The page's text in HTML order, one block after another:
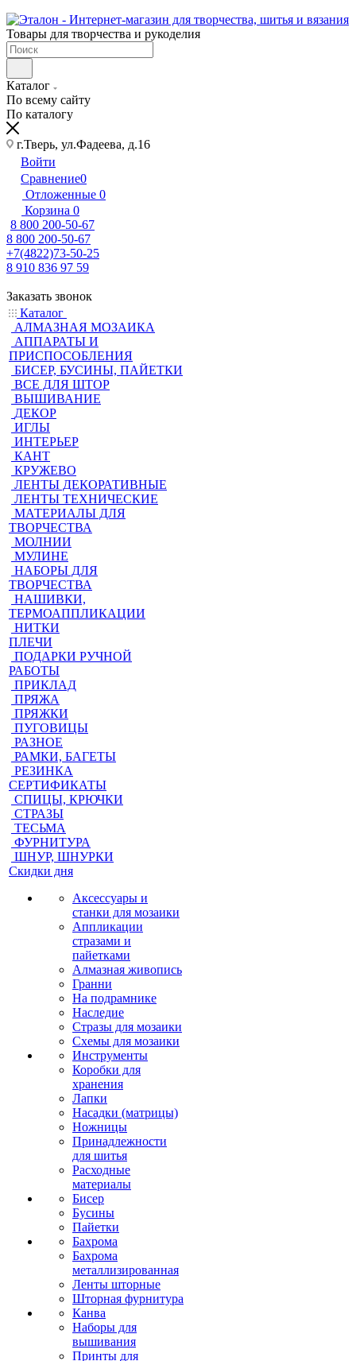
Товары для творчества и рукоделия
Каталог
По всему сайту
По каталогу
г.Тверь, ул.Фадеева, д.16
Войти
Сравнение0
Отложенные 0
Корзина 0
8 800 200-50-67
8 800 200-50-67
+7(4822)73-50-25
8 910 836 97 59
Заказать звонок
Каталог
АЛМАЗНАЯ МОЗАИКА
АППАРАТЫ И
ПРИСПОСОБЛЕНИЯ
БИСЕР, БУСИНЫ, ПАЙЕТКИ
ВСЕ ДЛЯ ШТОР
ВЫШИВАНИЕ
ДЕКОР
ИГЛЫ
ИНТЕРЬЕР
КАНТ
КРУЖЕВО
ЛЕНТЫ ДЕКОРАТИВНЫЕ
ЛЕНТЫ ТЕХНИЧЕСКИЕ
МАТЕРИАЛЫ ДЛЯ
ТВОРЧЕСТВА
МОЛНИИ
МУЛИНЕ
НАБОРЫ ДЛЯ
ТВОРЧЕСТВА
НАШИВКИ,
ТЕРМОАППЛИКАЦИИ
НИТКИ
ПЛЕЧИ
ПОДАРКИ РУЧНОЙ
РАБОТЫ
ПРИКЛАД
ПРЯЖА
ПРЯЖКИ
ПУГОВИЦЫ
РАЗНОЕ
РАМКИ, БАГЕТЫ
РЕЗИНКА
СЕРТИФИКАТЫ
СПИЦЫ, КРЮЧКИ
СТРАЗЫ
ТЕСЬМА
ФУРНИТУРА
ШНУР, ШНУРКИ
Скидки дня
Аксессуары и
станки для мозаики
Аппликации
стразами и
пайетками
Алмазная живопись
Гранни
На подрамнике
Наследие
Стразы для мозаики
Схемы для мозаики
Инструменты
Коробки для
хранения
Лапки
Насадки (матрицы)
Ножницы
Принадлежности
для шитья
Расходные
материалы
Бисер
Бусины
Пайетки
Бахрома
Бахрома
металлизированная
Ленты шторные
Шторная фурнитура
Канва
Наборы для
вышивания
Принты для